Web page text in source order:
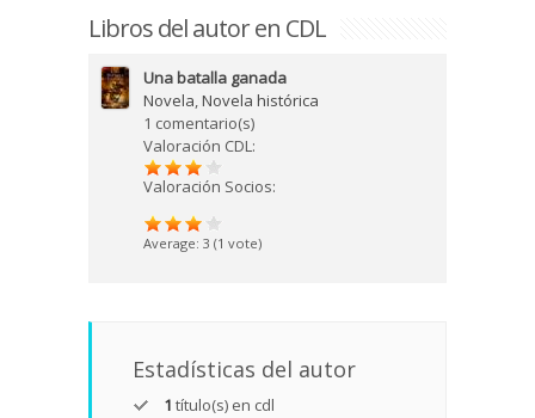
Libros del autor en CDL
Una batalla ganada
Novela,Novela histórica
1 comentario(s)
Valoración CDL:
Valoración Socios:
Average: 3 (1 vote)
Estadísticas del autor
1 título(s) en cdl